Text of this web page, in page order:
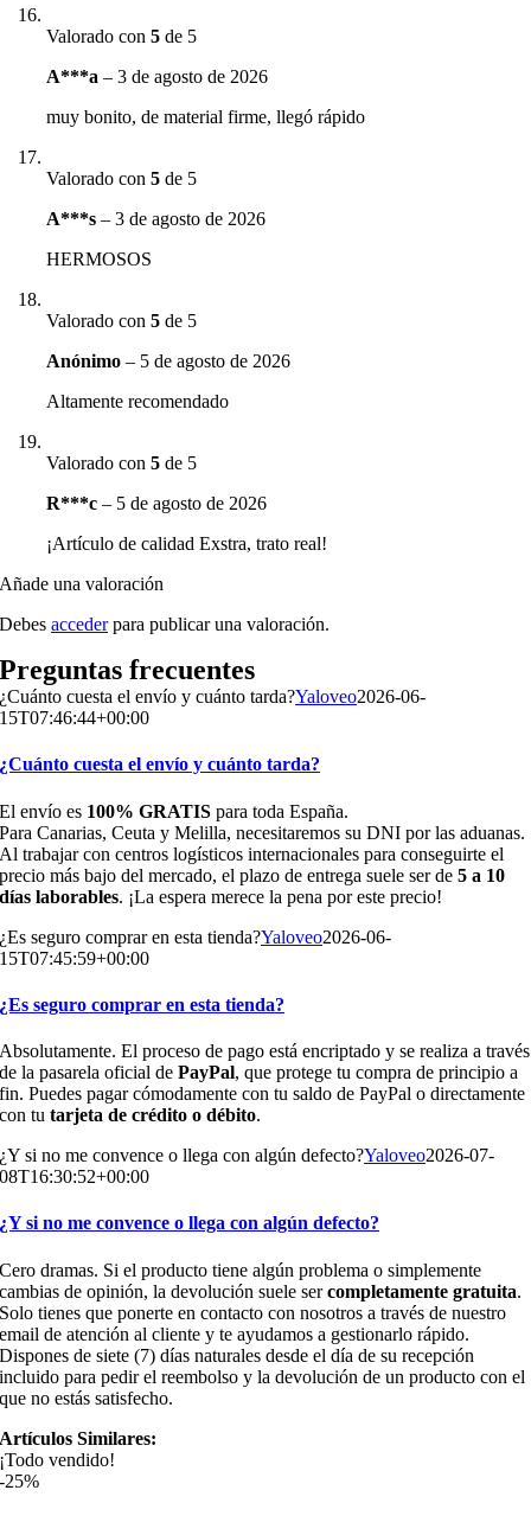
Valorado con5 de 5
A***a– 3 de agosto de 2026
muy bonito, de material firme, llegó rápido
Valorado con5 de 5
A***s– 3 de agosto de 2026
HERMOSOS
Valorado con5 de 5
Anónimo– 5 de agosto de 2026
Altamente recomendado
Valorado con5 de 5
R***c– 5 de agosto de 2026
¡Artículo de calidad Exstra, trato real!
Añade una valoración
Debesaccederpara publicar una valoración.
Preguntas frecuentes
¿Cuánto cuesta el envío y cuánto tarda?Yaloveo2026-06-
15T07:46:44+00:00
¿Cuánto cuesta el envío y cuánto tarda?
El envío es 100% GRATIS para toda España.
Para Canarias, Ceuta y Melilla, necesitaremos su DNI por las aduanas.
Al trabajar con centros logísticos internacionales para conseguirte el
precio más bajo del mercado, el plazo de entrega suele ser de5 a 10
días laborables. ¡La espera merece la pena por este precio!
¿Es seguro comprar en esta tienda?Yaloveo2026-06-
15T07:45:59+00:00
¿Es seguro comprar en esta tienda?
Absolutamente. El proceso de pago está encriptado y se realiza a través
de la pasarela oficial dePayPal, que protege tu compra de principio a
fin. Puedes pagar cómodamente con tu saldo de PayPal o directamente
con tutarjeta de crédito o débito.
¿Y si no me convence o llega con algún defecto?Yaloveo2026-07-
08T16:30:52+00:00
¿Y si no me convence o llega con algún defecto?
Cero dramas. Si el producto tiene algún problema o simplemente
cambias de opinión, la devolución suele sercompletamente gratuita.
Solo tienes que ponerte en contacto con nosotros a través de nuestro
email de atención al cliente y te ayudamos a gestionarlo rápido.
Dispones de siete (7) días naturales desde el día de su recepción
incluido para pedir el reembolso y la devolución de un producto con el
que no estás satisfecho.
Artículos Similares:
¡Todo vendido!
-25%